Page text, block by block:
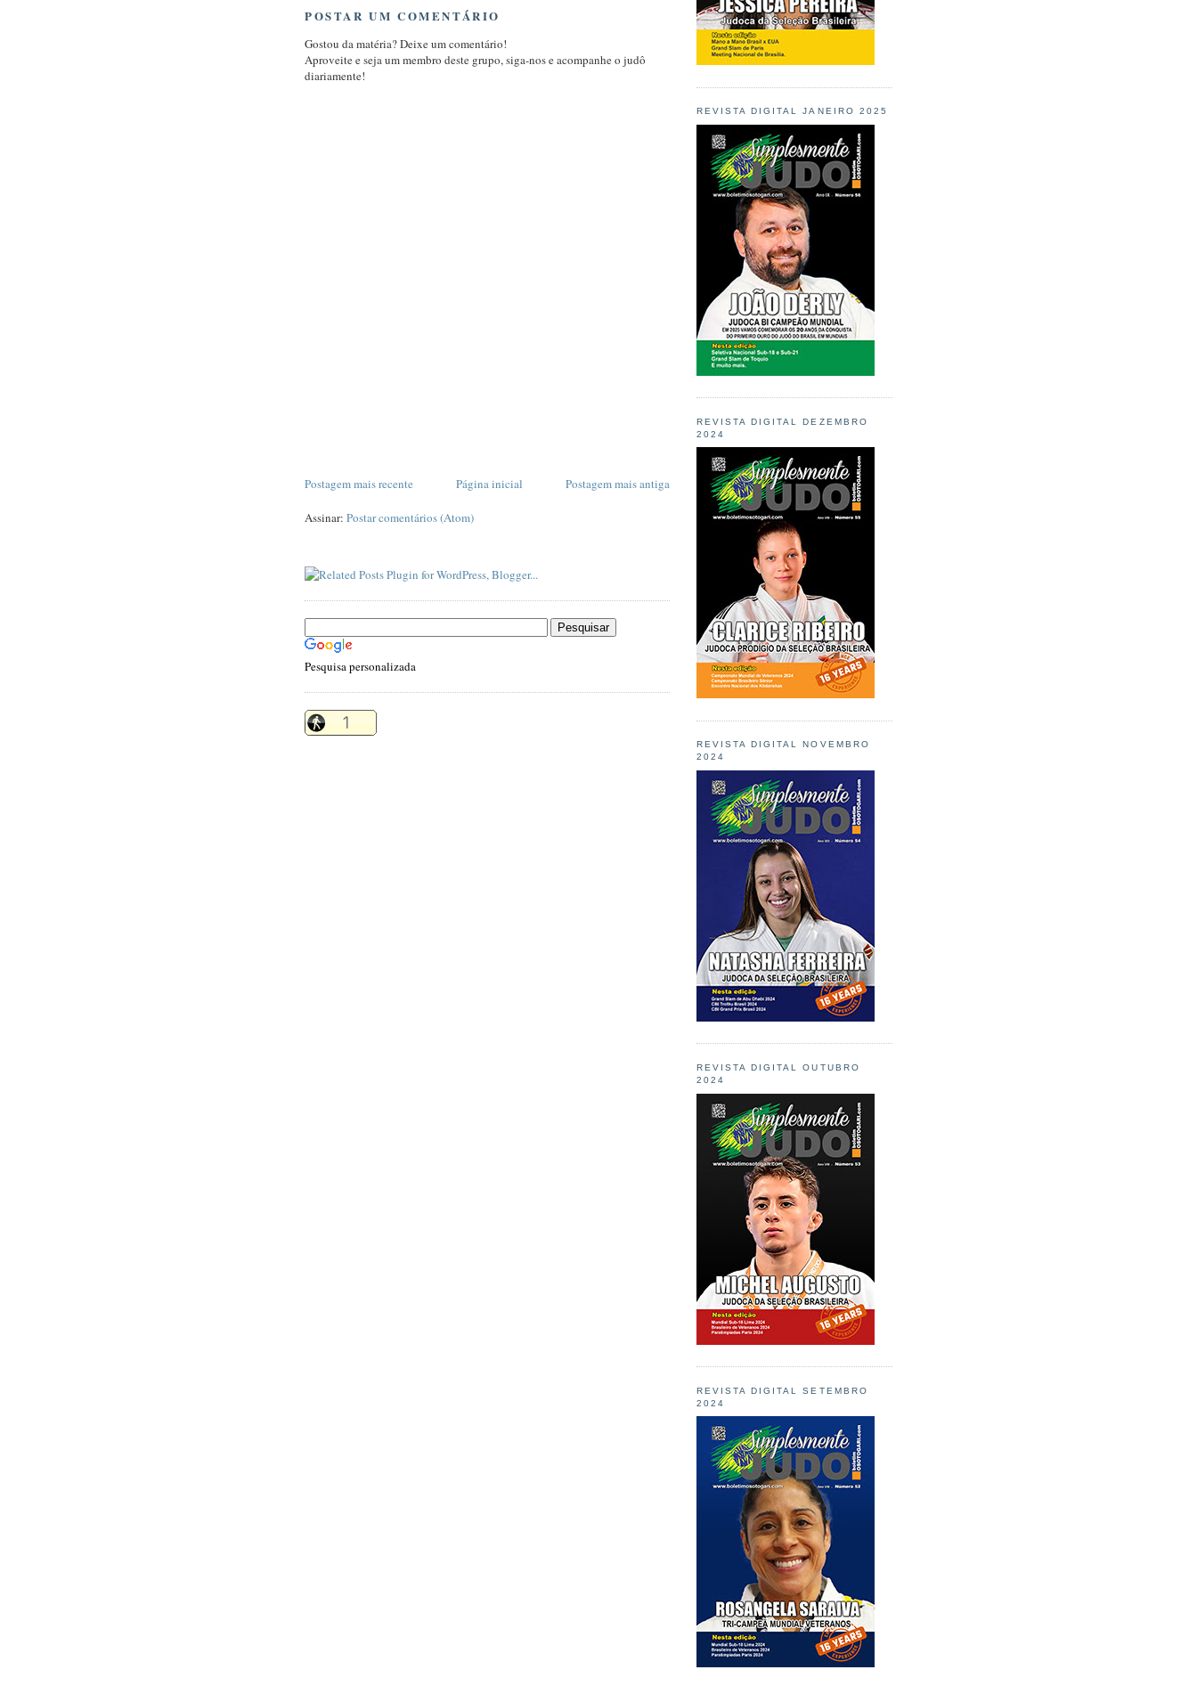
POSTAR UM COMENTÁRIO
Gostou da matéria? Deixe um comentário!
Aproveite e seja um membro deste grupo, siga-nos e acompanhe o judô
diariamente!
Postagem mais recente Postagem mais antiga
Página inicial
Assinar: Postar comentários (Atom)
Pesquisa personalizada
REVISTA DIGITAL JANEIRO 2025
REVISTA DIGITAL DEZEMBRO
2024
REVISTA DIGITAL NOVEMBRO
2024
REVISTA DIGITAL OUTUBRO
2024
REVISTA DIGITAL SETEMBRO
2024